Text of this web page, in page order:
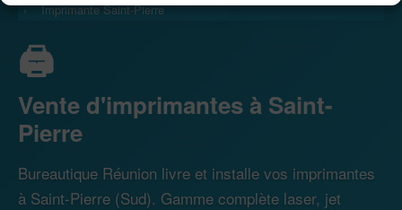
› Imprimante Saint-Pierre
🖨️
Vente d'imprimantes à Saint-
Pierre
Bureautique Réunion livre et installe vos imprimantes
à Saint-Pierre (Sud). Gamme complète laser, jet